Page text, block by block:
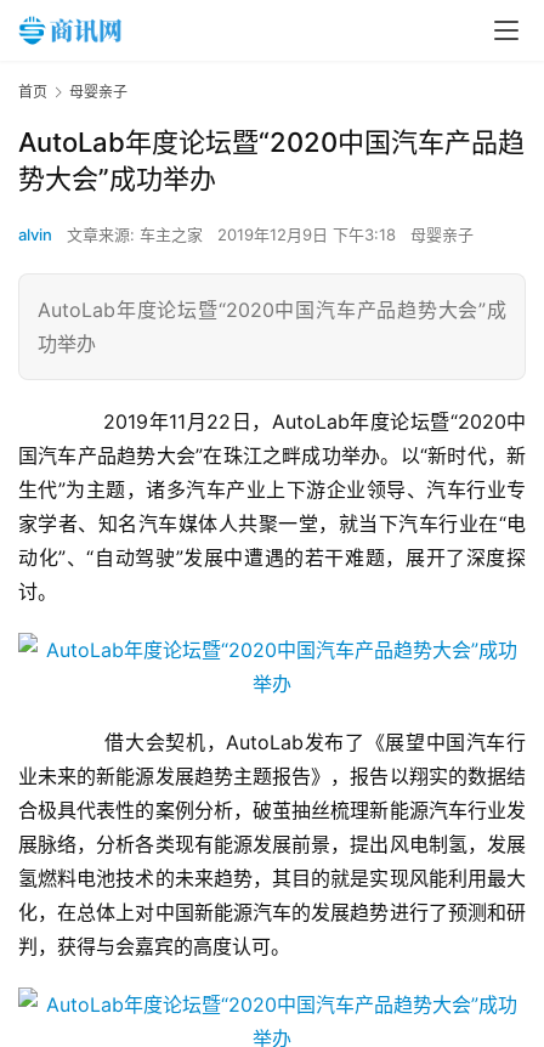
首页 母婴亲子
AutoLab年度论坛暨“2020中国汽车产品趋
势大会”成功举办
alvin 文章来源: 车主之家 2019年12月9日 下午3:18 母婴亲子
AutoLab年度论坛暨“2020中国汽车产品趋势大会”成
功举办
2019年11月22日，AutoLab年度论坛暨“2020中
国汽车产品趋势大会”在珠江之畔成功举办。以“新时代，新
生代”为主题，诸多汽车产业上下游企业领导、汽车行业专
家学者、知名汽车媒体人共聚一堂，就当下汽车行业在“电
动化”、“自动驾驶”发展中遭遇的若干难题，展开了深度探
讨。
借大会契机，AutoLab发布了《展望中国汽车行
业未来的新能源发展趋势主题报告》，报告以翔实的数据结
合极具代表性的案例分析，破茧抽丝梳理新能源汽车行业发
展脉络，分析各类现有能源发展前景，提出风电制氢，发展
氢燃料电池技术的未来趋势，其目的就是实现风能利用最大
化，在总体上对中国新能源汽车的发展趋势进行了预测和研
判，获得与会嘉宾的高度认可。